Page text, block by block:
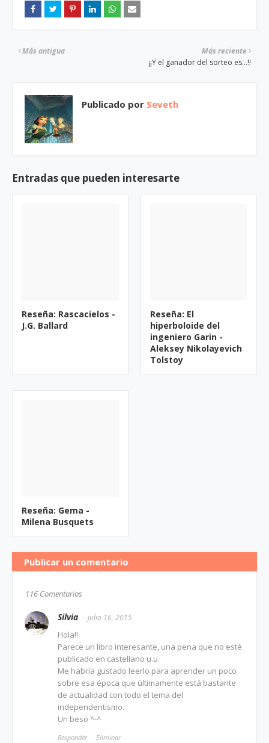
Más reciente
¡¡Y el ganador del sorteo es...!!
Más antigua
Publicado por Seveth
Entradas que pueden interesarte
Reseña: Rascacielos -
J.G. Ballard
Reseña: El
hiperboloide del
ingeniero Garin -
Aleksey Nikolayevich
Tolstoy
Reseña: Gema -
Milena Busquets
Publicar un comentario
116 Comentarios
Silvia julio 16, 2015
Hola!!
Parece un libro interesante, una pena que no esté
publicado en castellano u.u
Me habría gustado leerlo para aprender un poco
sobre esa época que últimamente está bastante
de actualidad con todo el tema del
independentismo.
Un beso ^-^
Responder Eliminar